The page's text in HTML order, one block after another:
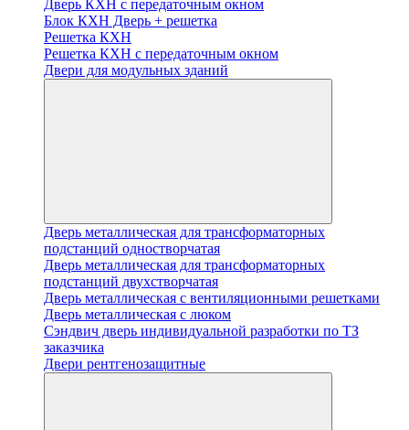
Дверь КХН с передаточным окном
Блок КХН Дверь + решетка
Решетка КХН
Решетка КХН с передаточным окном
Двери для модульных зданий
Дверь металлическая для трансформаторных
подстанций одностворчатая
Дверь металлическая для трансформаторных
подстанций двухстворчатая
Дверь металлическая с вентиляционными решетками
Дверь металлическая с люком
Cэндвич дверь индивидуальной разработки по ТЗ
заказчика
Двери рентгенозащитные